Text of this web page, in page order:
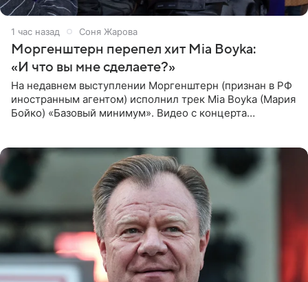
1 час назад Соня Жарова
Моргенштерн перепел хит Mia Boyka:
«И что вы мне сделаете?»
На недавнем выступлении Моргенштерн (признан в РФ
иностранным агентом) исполнил трек Mia Boyka (Мария
Бойко) «Базовый минимум». Видео с концерта